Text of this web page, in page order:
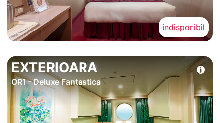
indisponibil
EXTERIOARA
OR1 - Deluxe Fantastica